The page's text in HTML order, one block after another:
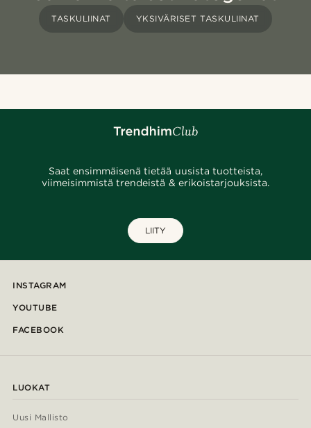
TASKULIINAT YKSIVÄRISET TASKULIINAT
Saat ensimmäisenä tietää uusista tuotteista,
viimeisimmistä trendeistä & erikoistarjouksista.
LIITY
INSTAGRAM
YOUTUBE
FACEBOOK
LUOKAT
Uusi Mallisto